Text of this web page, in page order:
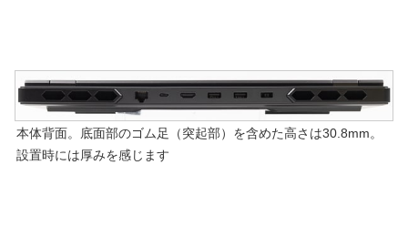
本体背面。底面部のゴム足（突起部）を含めた高さは30.8mm。
設置時には厚みを感じます